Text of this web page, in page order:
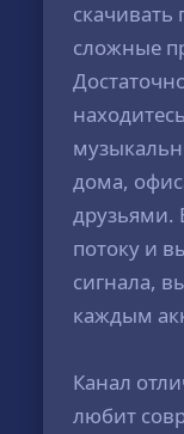
сложные
дома,
друзьями.
потоку и
сигнала,
каждым
Канал
любит